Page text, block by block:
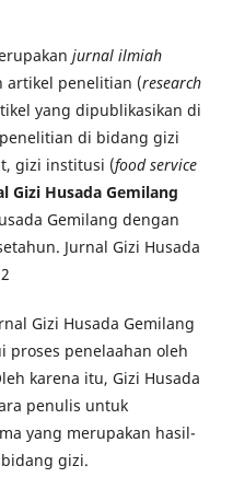
jurnal ilmiah
penelitian (research
yang dipublikasikan di
di bidang gizi
gizi institusi (food service
Gizi Husada Gemilang
Gemilang dengan
Jurnal Gizi Husada
Gizi Husada Gemilang
proses penelaahan oleh
karena itu, Gizi Husada
penulis untuk
yang merupakan hasil-
gizi.